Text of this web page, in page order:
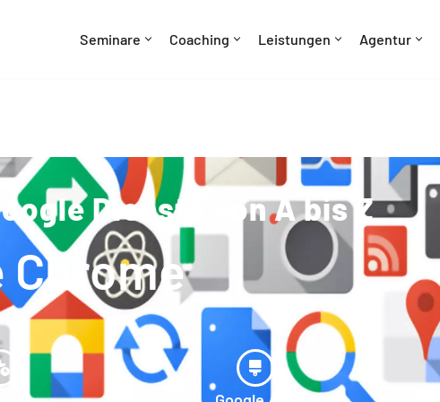
Seminare Coaching Leistungen Agentur
Dienste von A bis Z
Chrome